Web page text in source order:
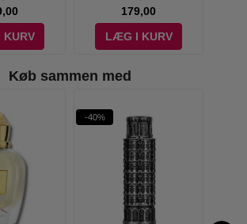
ml
179,00
LÆG I KURV
Køb sammen med
-40%